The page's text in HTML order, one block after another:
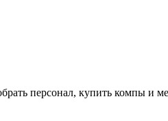
персонал, купить компы и